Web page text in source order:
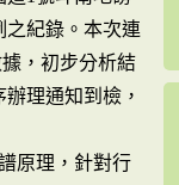
之紀錄。本次連
，初步分析結
理通知到檢，
原理，針對行